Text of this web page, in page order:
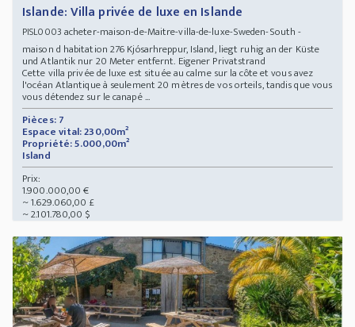
Islande: Villa privée de luxe en Islande
PISL0003 acheter-maison-de-Maitre-villa-de-luxe-Sweden-South -
maison d habitation 276 Kjósarhreppur, Island, liegt ruhig an der Küste
und Atlantik nur 20 Meter entfernt. Eigener Privatstrand
Cette villa privée de luxe est située au calme sur la côte et vous avez
l'océan Atlantique à seulement 20 mètres de vos orteils, tandis que vous
vous détendez sur le canapé ...
Pièces: 7
Espace vital: 230,00m²
Propriété: 5.000,00m²
Island
Prix:
1.900.000,00 €
~ 1.629.060,00 £
~ 2.101.780,00 $